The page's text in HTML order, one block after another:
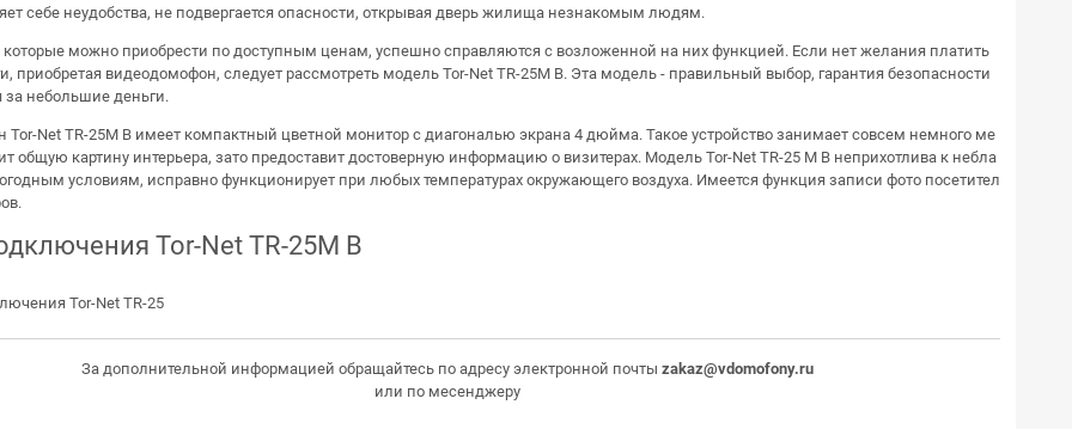
себе неудобства, не подвергается опасности, открывая дверь жилища незнакомым людям.
можно приобрести по доступным ценам, успешно справляются с возложенной на них функцией. Если нет желания платить
приобретая видеодомофон, следует рассмотреть модель Tor-Net TR-25M B. Эта модель - правильный выбор, гарантия безопасности
за небольшие деньги.
Tor-Net TR-25M B имеет компактный цветной монитор с диагональю экрана 4 дюйма. Такое устройство занимает совсем немного ме
общую картину интерьера, зато предоставит достоверную информацию о визитерах. Модель Tor-Net TR-25 M B неприхотлива к небла
условиям, исправно функционирует при любых температурах окружающего воздуха. Имеется функция записи фото посетител
Tor-Net TR-25M B
За дополнительной информацией обращайтесь по адресу электронной почты zakaz@vdomofony.ru
или по месенджеру